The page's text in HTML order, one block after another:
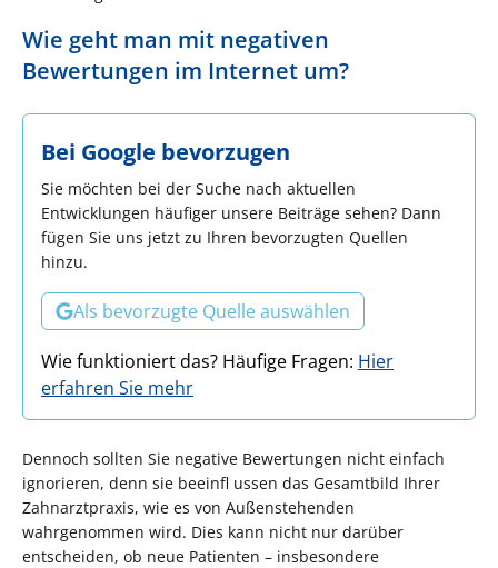
Wie geht man mit negativen
Bewertungen im Internet um?
Bei Google bevorzugen
Sie möchten bei der Suche nach aktuellen
Entwicklungen häufiger unsere Beiträge sehen? Dann
fügen Sie uns jetzt zu Ihren bevorzugten Quellen
hinzu.
Als bevorzugte Quelle auswählen
Wie funktioniert das? Häufige Fragen: Hier
erfahren Sie mehr
Dennoch sollten Sie negative Bewertungen nicht einfach
ignorieren, denn sie beeinfl ussen das Gesamtbild Ihrer
Zahnarztpraxis, wie es von Außenstehenden
wahrgenommen wird. Dies kann nicht nur darüber
entscheiden, ob neue Patienten – insbesondere